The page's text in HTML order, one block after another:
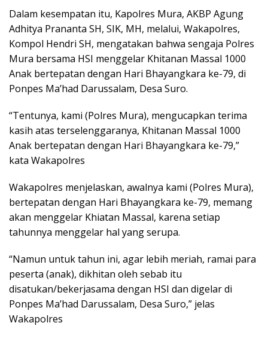
Dalam kesempatan itu, Kapolres Mura, AKBP Agung
Adhitya Prananta SH, SIK, MH, melalui, Wakapolres,
Kompol Hendri SH, mengatakan bahwa sengaja Polres
Mura bersama HSI menggelar Khitanan Massal 1000
Anak bertepatan dengan Hari Bhayangkara ke-79, di
Ponpes Ma’had Darussalam, Desa Suro.
“Tentunya, kami (Polres Mura), mengucapkan terima
kasih atas terselenggaranya, Khitanan Massal 1000
Anak bertepatan dengan Hari Bhayangkara ke-79,”
kata Wakapolres
Wakapolres menjelaskan, awalnya kami (Polres Mura),
bertepatan dengan Hari Bhayangkara ke-79, memang
akan menggelar Khiatan Massal, karena setiap
tahunnya menggelar hal yang serupa.
“Namun untuk tahun ini, agar lebih meriah, ramai para
peserta (anak), dikhitan oleh sebab itu
disatukan/bekerjasama dengan HSI dan digelar di
Ponpes Ma’had Darussalam, Desa Suro,” jelas
Wakapolres